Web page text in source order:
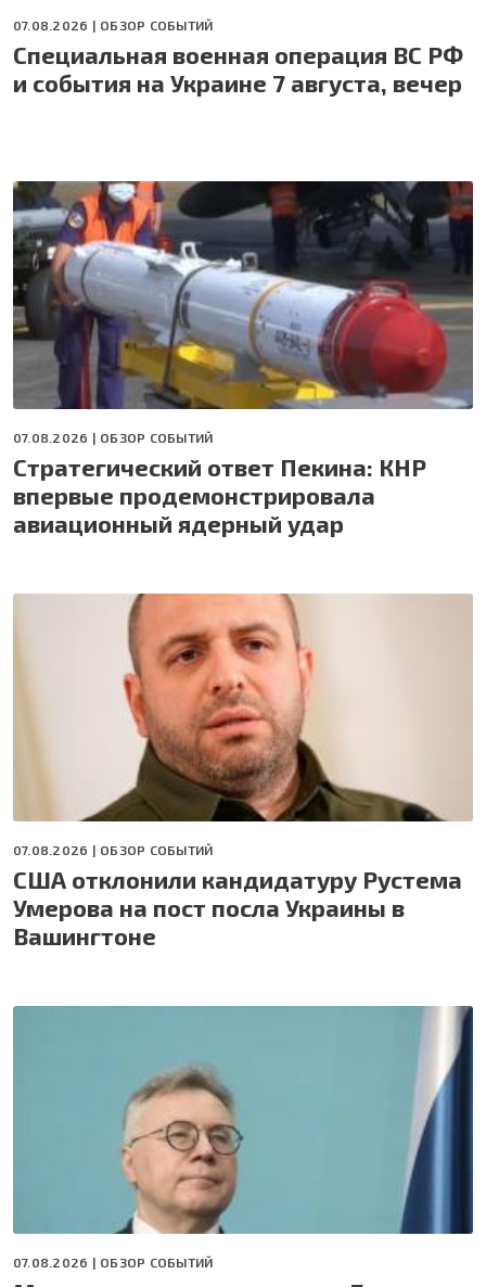
07.08.2026 | ОБЗОР СОБЫТИЙ
Специальная военная операция ВС РФ
и события на Украине 7 августа, вечер
07.08.2026 | ОБЗОР СОБЫТИЙ
Стратегический ответ Пекина: КНР
впервые продемонстрировала
авиационный ядерный удар
07.08.2026 | ОБЗОР СОБЫТИЙ
США отклонили кандидатуру Рустема
Умерова на пост посла Украины в
Вашингтоне
07.08.2026 | ОБЗОР СОБЫТИЙ